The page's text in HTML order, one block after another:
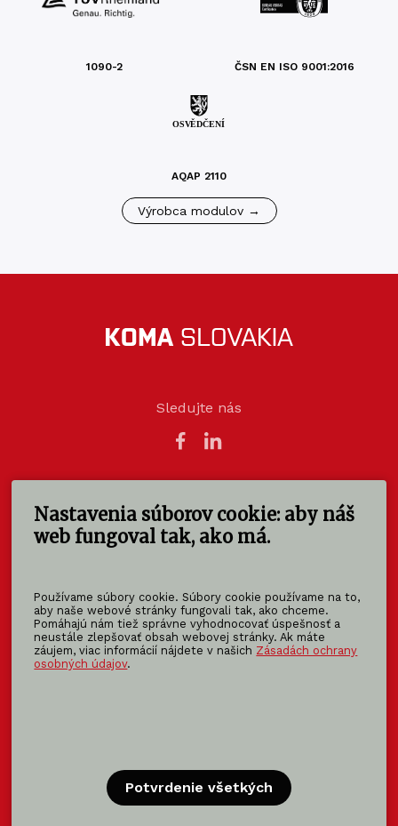
Nastavenia súborov cookie: aby náš
web fungoval tak, ako má.
Používame súbory cookie. Súbory cookie používame na to,
aby naše webové stránky fungovali tak, ako chceme.
Pomáhajú nám tiež správne vyhodnocovať úspešnosť a
neustále zlepšovať obsah webovej stránky. Ak máte
záujem, viac informácií nájdete v našich Zásadách ochrany
osobných údajov.
Potvrdenie všetkých
1090-2 ČSN EN ISO 9001:2016
AQAP 2110
Výrobca modulov →
Sledujte nás
KOMA SLOVAKIA s.r.o.
Štúrova 140
949 01 Nitra - Mlynárce
info@koma-slovakia.sk
+ 421 37 6518 325
Patríme do rodiny KOMA FAMILY